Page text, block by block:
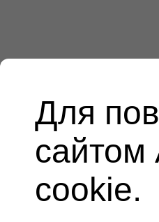
Для
сайтом
cookie.